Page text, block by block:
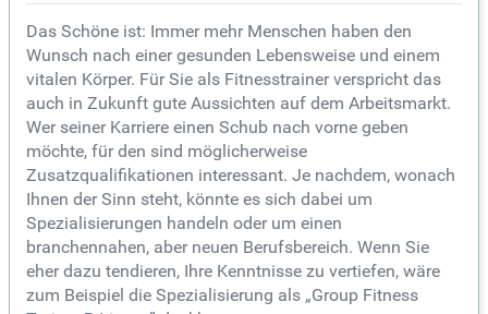
Das Schöne ist: Immer mehr Menschen haben den
Wunsch nach einer gesunden Lebensweise und einem
vitalen Körper. Für Sie als Fitnesstrainer verspricht das
auch in Zukunft gute Aussichten auf dem Arbeitsmarkt.
Wer seiner Karriere einen Schub nach vorne geben
möchte, für den sind möglicherweise
Zusatzqualifikationen interessant. Je nachdem, wonach
Ihnen der Sinn steht, könnte es sich dabei um
Spezialisierungen handeln oder um einen
branchennahen, aber neuen Berufsbereich. Wenn Sie
eher dazu tendieren, Ihre Kenntnisse zu vertiefen, wäre
zum Beispiel die Spezialisierung als „Group Fitness